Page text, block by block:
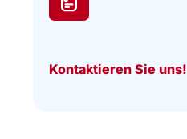
Kontaktieren Sie uns!